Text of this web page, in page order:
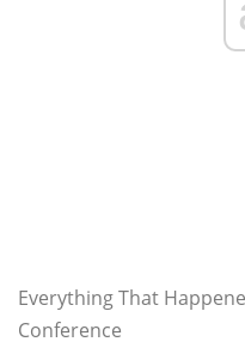
Everything That
Conference